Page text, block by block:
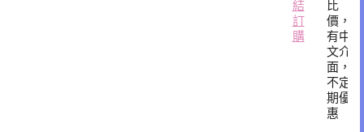
結
訂
購
比
價，
有中
文介
面，
不定
期優
惠